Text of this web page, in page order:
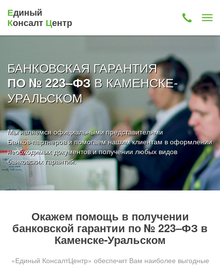
Единый
Консалт Центр
БАНКОВСКАЯ ГАРАНТИЯ
ПО № 223–ФЗВ КАМЕНСКЕ-
УРАЛЬСКОМ
Мы являемся официальными представителями
Банков-партнеров и помогаем нашим клиентам в оформлении
необходимых документов и получении любых видов
банковских гарантий.
Окажем помощь в получении
банковской гарантии по № 223–ФЗ в
Каменске-Уральском
«Единый КонсалтЦентр» обеспечит Вам наиболее выгодные